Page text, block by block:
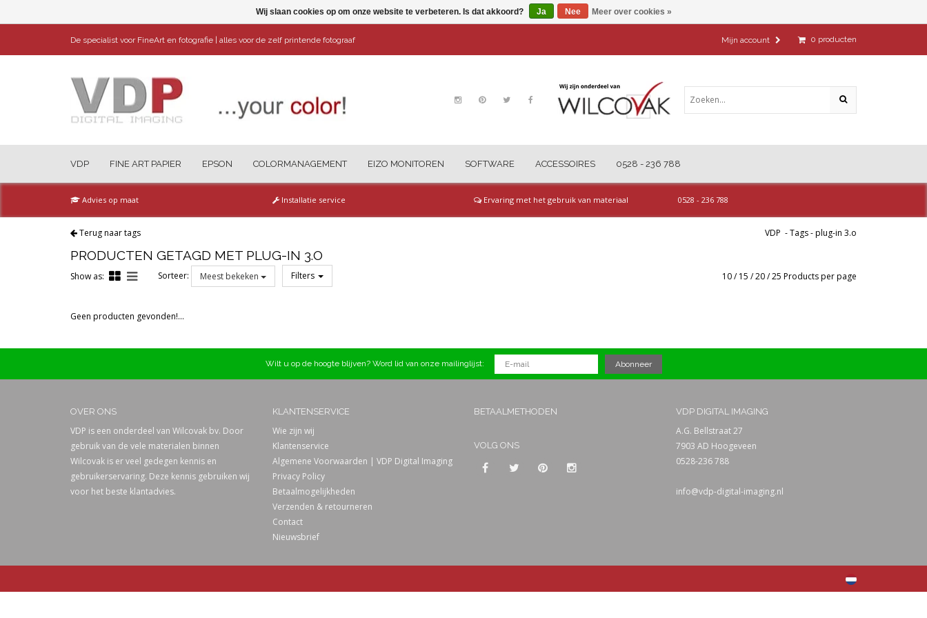
De specialist voor FineArt en fotografie | alles voor de zelf printende fotograaf 0 producten
Mijn account
VDP FINE ART PAPIER EPSON COLORMANAGEMENT EIZO MONITOREN SOFTWARE ACCESSOIRES 0528 - 236 788
Advies op maat Installatie service Ervaring met het gebruik van materiaal 0528 - 236 788
Terug naar tags VDP -Tags-plug-in 3.o
PRODUCTEN GETAGD MET PLUG-IN 3.O
10/15 /20/25 Products per page
Show as: Sorteer: Meest bekeken Filters
Prijs
Geen producten gevonden!...
Wilt u op de hoogte blijven? Word lid van onze mailinglijst:
OVER ONS
VDP is een onderdeel van Wilcovak bv. Door
gebruik van de vele materialen binnen
Wilcovak is er veel gedegen kennis en
gebruikerservaring. Deze kennis gebruiken wij
voor het beste klantadvies.
KLANTENSERVICE
Wie zijn wij
Klantenservice
Algemene Voorwaarden | VDP Digital Imaging
Privacy Policy
Betaalmogelijkheden
Verzenden & retourneren
Contact
Nieuwsbrief
BETAALMETHODEN
VOLG ONS
VDP DIGITAL IMAGING
A.G. Bellstraat 27
7903 AD Hoogeveen
0528-236 788
info@vdp-digital-imaging.nl
Wij slaan cookies op om onze website te verbeteren. Is dat akkoord? Ja Nee Meer over cookies »